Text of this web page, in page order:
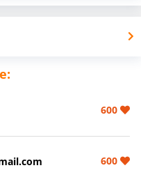
600
600